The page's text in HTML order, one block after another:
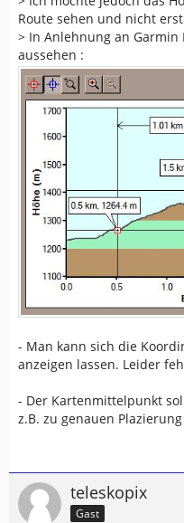
Route sehen und nicht
> In Anlehnung an Garmin
aussehen :
- Man kann sich die
anzeigen lassen. Leider
- Der Kartenmittelpunkt
z.B. zu genauen
teleskopix
Gast